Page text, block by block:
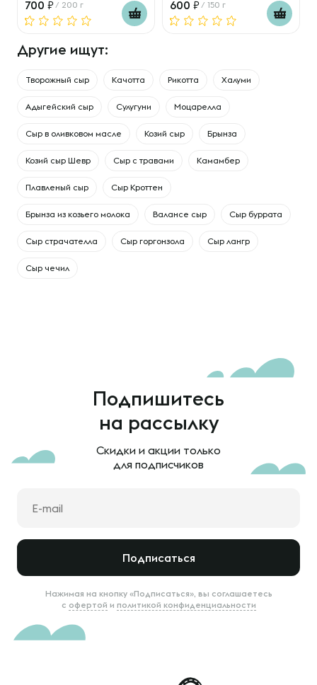
700 / 200 г 600 / 150 г
Другие ищут:
Творожный сыр Качотта Рикотта Халуми
Адыгейский сыр Сулугуни Моцарелла
Сыр в оливковом масле Козий сыр Брынза
Козий сыр Шевр Сыр с травами Камамбер
Плавленый сыр Сыр Кроттен
Брынза из козьего молока Валансе сыр Сыр буррата
Сыр страчателла Сыр горгонзола Сыр лангр
Сыр чечил
Подпишитесь
на рассылку
Скидки и акции только
для подписчиков
Подписаться
Нажимая на кнопку «Подписаться», вы соглашаетесь
с офертой и политикой конфиденциальности